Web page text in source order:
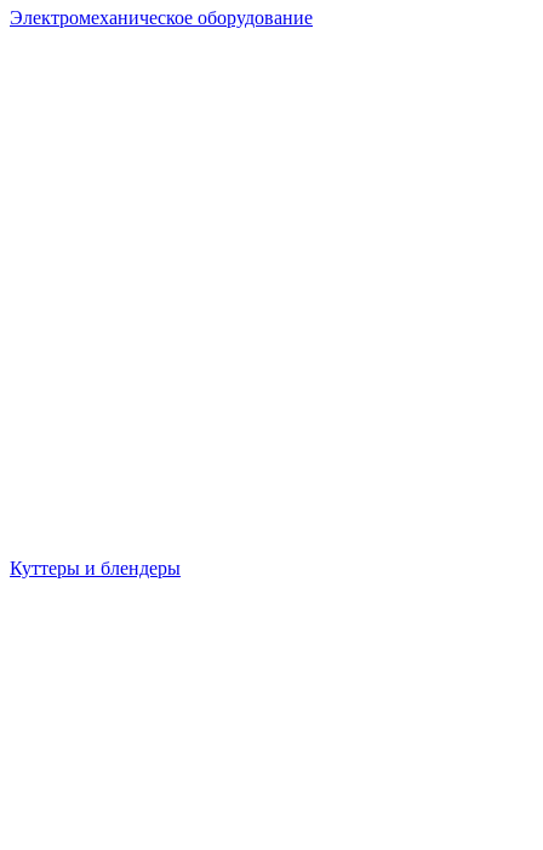
Электромеханическое оборудование
Куттеры и блендеры